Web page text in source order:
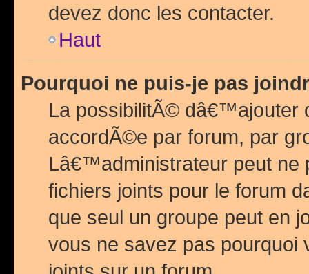
devez donc les contacter.
Haut
Pourquoi ne puis-je pas
La possibilitÃ© dâ€™ajouter
accordÃ©e par forum, par
Lâ€™administrateur peut
fichiers joints pour le forum
que seul un groupe peut en
vous ne savez pas pourquoi